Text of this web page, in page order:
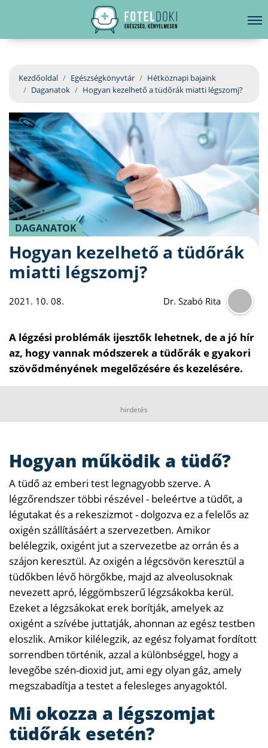
EGÉSZSÉGKÖNYVTÁR
BETEGSÉGKALAUZ
ÜGYELETKERESŐ
ORVOS VÁLASZOL
ORVOSKERESŐ
hirdetés
Kezdőoldal Egészségkönyvtár
Hétköznapi bajaink
Daganatok
Hogyan kezelhető a tüdőrák miatti légszomj?
DAGANATOK
Hogyan kezelhető a tüdőrák
miatti légszomj?
2021. 10. 08. Dr. Szabó Rita
A légzési problémák ijesztők lehetnek, de a jó hír
az, hogy vannak módszerek a tüdőrák e gyakori
szövődményének megelőzésére és kezelésére.
hirdetés
Hogyan működik a tüdő?
A tüdő az emberi test legnagyobb szerve. A
légzőrendszer többi részével - beleértve a tüdőt, a
légutakat és a rekeszizmot - dolgozva ez a felelős az
oxigén szállításáért a szervezetben. Amikor
belélegzik, oxigént jut a szervezetbe az orrán és a
szájon keresztül. Az oxigén a légcsövön keresztül a
tüdőkben lévő hörgőkbe, majd az alveolusoknak
nevezett apró, léggömbszerű légzsákokba kerül.
Ezeket a légzsákokat erek borítják, amelyek az
oxigént a szívébe juttatják, ahonnan az egész testben
eloszlik. Amikor kilélegzik, az egész folyamat fordított
sorrendben történik, azzal a különbséggel, hogy a
levegőbe szén-dioxid jut, ami egy olyan gáz, amely
megszabadítja a testet a felesleges anyagoktól.
Mi okozza a légszomjat
tüdőrák esetén?